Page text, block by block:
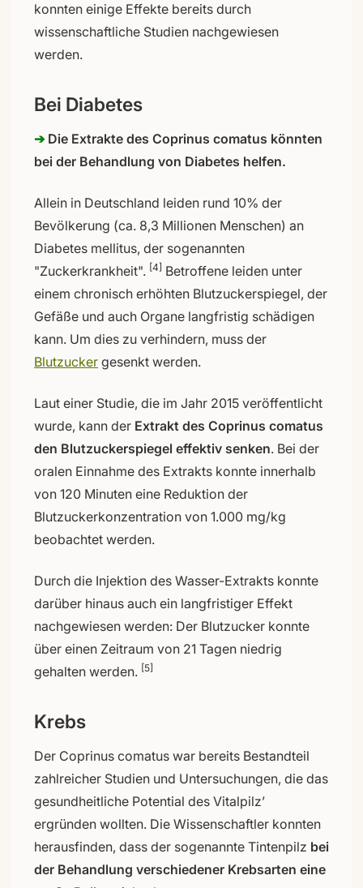
konnten einige Effekte bereits durch
wissenschaftliche Studien nachgewiesen
werden.
Bei Diabetes
➔Die Extrakte des Coprinus comatus könnten
bei der Behandlung von Diabetes helfen.
Allein in Deutschland leiden rund 10% der
Bevölkerung (ca. 8,3 Millionen Menschen) an
Diabetes mellitus, der sogenannten
"Zuckerkrankheit". [4] Betroffene leiden unter
einem chronisch erhöhten Blutzuckerspiegel, der
Gefäße und auch Organe langfristig schädigen
kann. Um dies zu verhindern, muss der
Blutzucker gesenkt werden.
Laut einer Studie, die im Jahr 2015 veröffentlicht
wurde, kann der Extrakt des Coprinus comatus
den Blutzuckerspiegel effektiv senken. Bei der
oralen Einnahme des Extrakts konnte innerhalb
von 120 Minuten eine Reduktion der
Blutzuckerkonzentration von 1.000 mg/kg
beobachtet werden.
Durch die Injektion des Wasser-Extrakts konnte
darüber hinaus auch ein langfristiger Effekt
nachgewiesen werden: Der Blutzucker konnte
über einen Zeitraum von 21 Tagen niedrig
gehalten werden. [5]
Krebs
Der Coprinus comatus war bereits Bestandteil
zahlreicher Studien und Untersuchungen, die das
gesundheitliche Potential des Vitalpilz’
ergründen wollten. Die Wissenschaftler konnten
herausfinden, dass der sogenannte Tintenpilz bei
der Behandlung verschiedener Krebsarten eine